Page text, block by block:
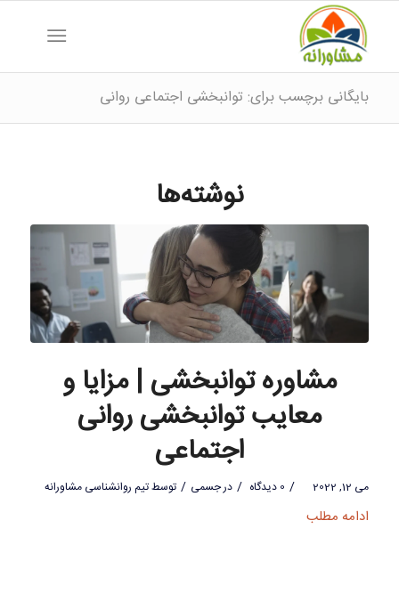
بایگانی برچسب برای: توانبخشی اجتماعی روانی
نوشته‌ها
مشاوره توانبخشی | مزایا و
معایب توانبخشی روانی
اجتماعی
می 12, 2022 / 0 دیدگاه / درجسمی / توسطتیم روانشناسی مشاورانه
ادامه مطلب